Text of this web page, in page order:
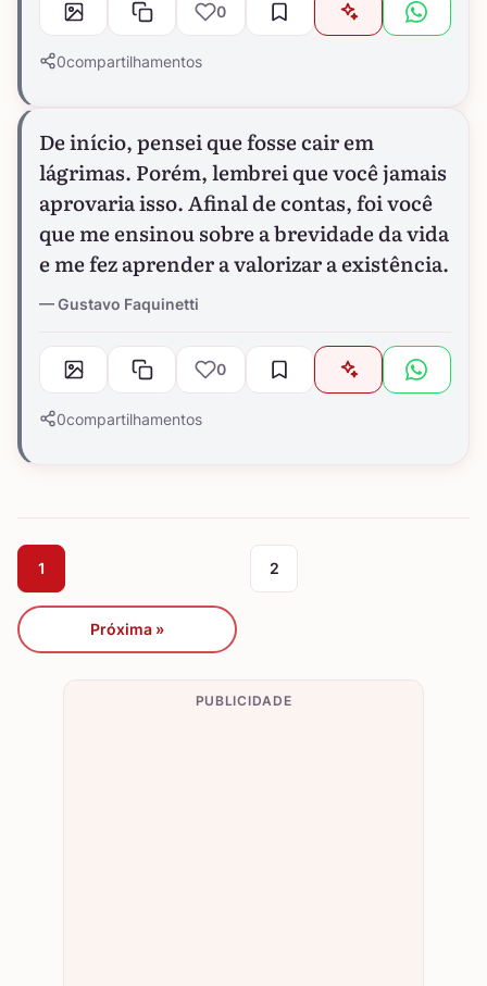
0
0compartilhamentos
De início, pensei que fosse cair em
lágrimas. Porém, lembrei que você jamais
aprovaria isso. Afinal de contas, foi você
que me ensinou sobre a brevidade da vida
e me fez aprender a valorizar a existência.
Gustavo Faquinetti
0
0compartilhamentos
1 2
Próxima »
PUBLICIDADE